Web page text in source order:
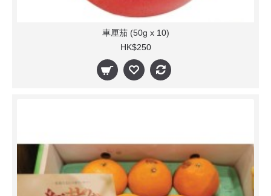
車厘茄 (50g x 10)
HK$250